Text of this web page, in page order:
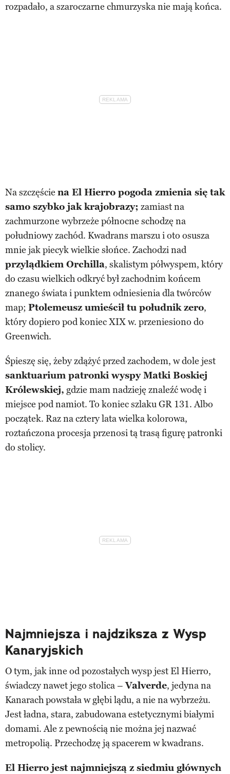
rozpadało, a szaroczarne chmurzyska nie mają końca.
Na szczęście na El Hierro pogoda zmienia się tak
samo szybko jak krajobrazy; zamiast na
zachmurzone wybrzeże północne schodzę na
południowy zachód. Kwadrans marszu i oto osusza
mnie jak piecyk wielkie słońce. Zachodzi nad
przylądkiem Orchilla, skalistym półwyspem, który
do czasu wielkich odkryć był zachodnim końcem
znanego świata i punktem odniesienia dla twórców
map; Ptolemeusz umieścił tu południk zero,
który dopiero pod koniec XIX w. przeniesiono do
Greenwich.
Śpieszę się, żeby zdążyć przed zachodem, w dole jest
sanktuarium patronki wyspy Matki Boskiej
Królewskiej, gdzie mam nadzieję znaleźć wodę i
miejsce pod namiot. To koniec szlaku GR 131. Albo
początek. Raz na cztery lata wielka kolorowa,
roztańczona procesja przenosi tą trasą figurę patronki
do stolicy.
Najmniejsza i najdziksza z Wysp
Kanaryjskich
O tym, jak inne od pozostałych wysp jest El Hierro,
świadczy nawet jego stolica –Valverde, jedyna na
Kanarach powstała w głębi lądu, a nie na wybrzeżu.
Jest ładna, stara, zabudowana estetycznymi białymi
domami. Ale z pewnością nie można jej nazwać
metropolią. Przechodzę ją spacerem w kwadrans.
El Hierro jest najmniejszą z siedmiu głównych